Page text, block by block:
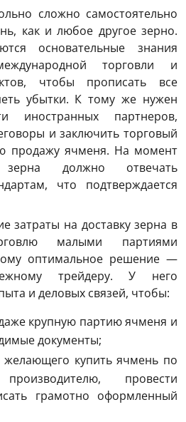
сложно самостоятельно
, как и любое другое зерно.
основательные знания
торговли и
чтобы прописать все
убытки. К тому же нужен
иностранных партнеров,
и заключить торговый
продажу ячменя. На момент
зерна должно отвечать
что подтверждается
затраты на доставку зерна в
малыми партиями
оптимальное решение —
трейдеру. У него
и деловых связей, чтобы:
крупную партию ячменя и
документы;
желающего купить ячмень по
провести
грамотно оформленный